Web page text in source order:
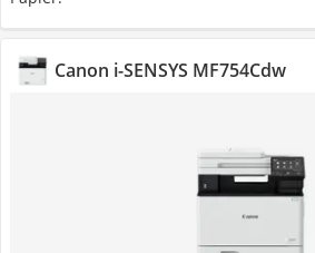
Canon i-SENSYS MF754Cdw